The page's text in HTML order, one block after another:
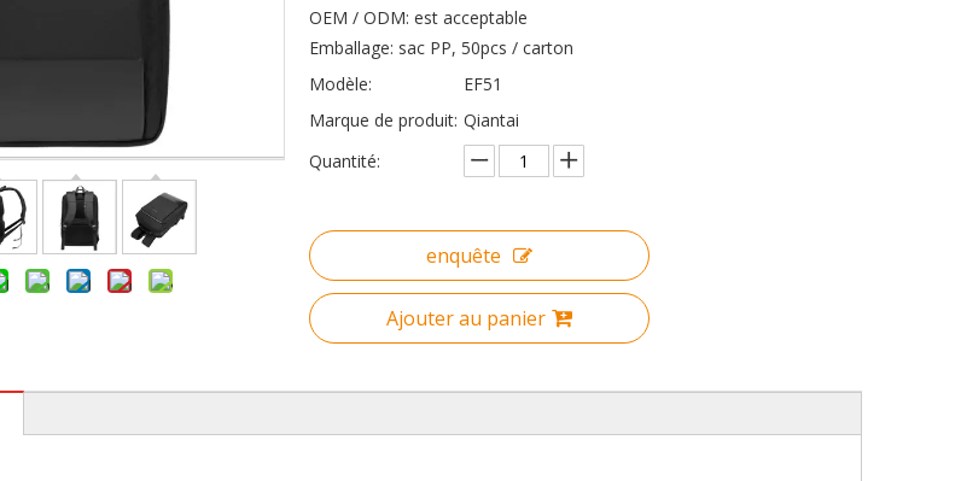
OEM / ODM: est acceptable
Emballage: sac PP, 50pcs / carton
Modèle:
EF51
Marque de produit: Qiantai
Quantité:
enquête
Ajouter au panier